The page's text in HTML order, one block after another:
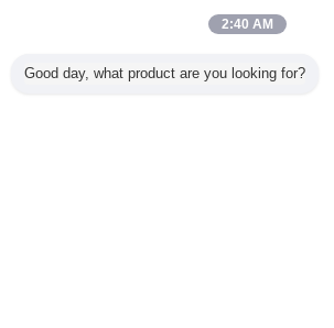
همه محصولات
2:40 AM
Good day, what product are you looking for?